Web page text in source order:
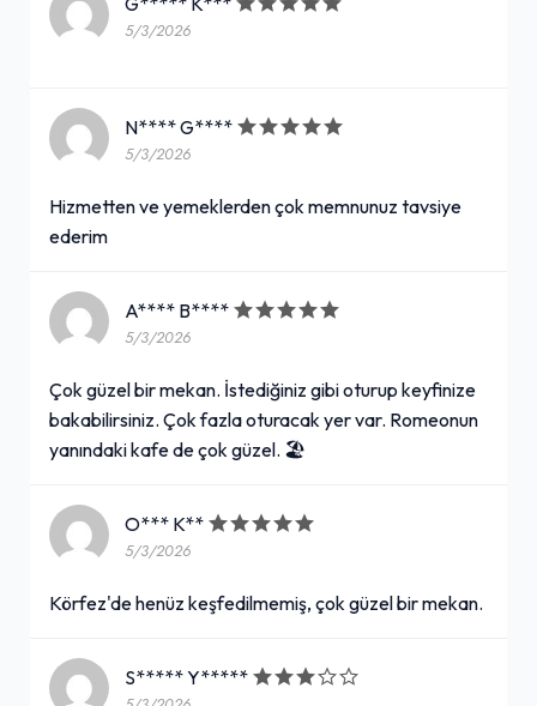
5/3/2026
N**** G****
5/3/2026
Hizmetten ve yemeklerden çok memnunuz tavsiye
ederim
A**** B****
5/3/2026
Çok güzel bir mekan. İstediğiniz gibi oturup keyfinize
bakabilirsiniz. Çok fazla oturacak yer var. Romeonun
yanındaki kafe de çok güzel. 🏖
O*** K**
5/3/2026
Körfez'de henüz keşfedilmemiş, çok güzel bir mekan.
S***** Y*****